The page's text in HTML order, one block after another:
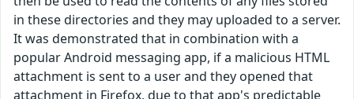
in these directories and they may uploaded to a server.
It was demonstrated that in combination with a
popular Android messaging app, if a malicious HTML
attachment is sent to a user and they opened that
attachment in Firefox, due to that app's predictable